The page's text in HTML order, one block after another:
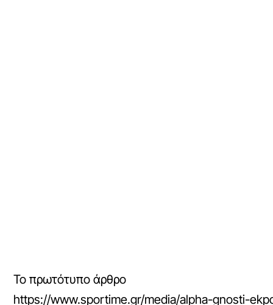
Το πρωτότυπο άρθρο
https://www.sportime.gr/media/alpha-gnosti-